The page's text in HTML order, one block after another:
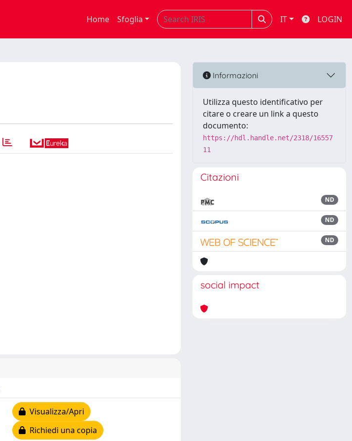
Home Sfoglia IT LOGIN
Visualizza/Apri
Richiedi una copia
Informazioni
Utilizza questo identificativo per
citare o creare un link a questo
documento:
https://hdl.handle.net/2318/16557
11
Citazioni
ND
ND
ND
social impact